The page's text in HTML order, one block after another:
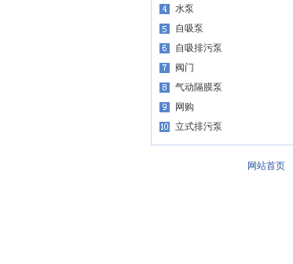
水泵
自吸泵
自吸排污泵
阀门
气动隔膜泵
网购
立式排污泵
网站首页